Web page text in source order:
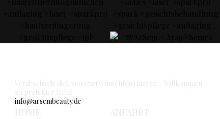
Verabschiede dich von unerwünschten Haaren – Willkommen
zu perfekter Haut!
info@arsembeauty.de
HOME
ANFAHRT